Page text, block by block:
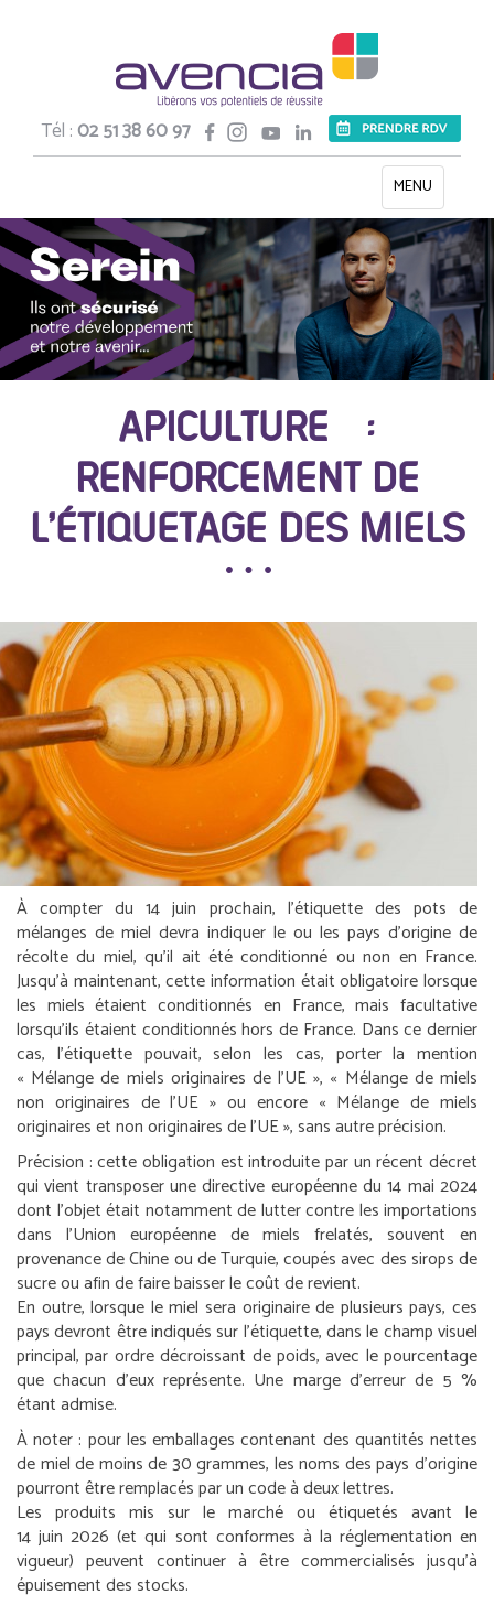
Tél :02 51 38 60 97
Toggle
navigation
MENU
APICULTURE :
RENFORCEMENT DE
L’ÉTIQUETAGE DES MIELS
À compter du 14 juin prochain, l’étiquette des pots de
mélanges de miel devra indiquer le ou les pays d’origine de
récolte du miel, qu’il ait été conditionné ou non en France.
Jusqu’à maintenant, cette information était obligatoire lorsque
les miels étaient conditionnés en France, mais facultative
lorsqu’ils étaient conditionnés hors de France. Dans ce dernier
cas, l’étiquette pouvait, selon les cas, porter la mention
« Mélange de miels originaires de l’UE », « Mélange de miels
non originaires de l’UE » ou encore « Mélange de miels
originaires et non originaires de l’UE », sans autre précision.
Précision :cette obligation est introduite par un récent décret
qui vient transposer une directive européenne du 14 mai 2024
dont l’objet était notamment de lutter contre les importations
dans l’Union européenne de miels frelatés, souvent en
provenance de Chine ou de Turquie, coupés avec des sirops de
sucre ou afin de faire baisser le coût de revient.
En outre, lorsque le miel sera originaire de plusieurs pays, ces
pays devront être indiqués sur l’étiquette, dans le champ visuel
principal, par ordre décroissant de poids, avec le pourcentage
que chacun d’eux représente. Une marge d’erreur de 5 %
étant admise.
À noter : pour les emballages contenant des quantités nettes
de miel de moins de 30 grammes, les noms des pays d’origine
pourront être remplacés par un code à deux lettres.
Les produits mis sur le marché ou étiquetés avant le
14 juin 2026 (et qui sont conformes à la réglementation en
vigueur) peuvent continuer à être commercialisés jusqu’à
épuisement des stocks.